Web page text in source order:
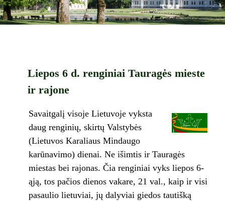
Liepos 6 d. renginiai Tauragės mieste
ir rajone
Savaitgalį visoje Lietuvoje vyksta
daug renginių, skirtų Valstybės
(Lietuvos Karaliaus Mindaugo
karūnavimo) dienai. Ne išimtis ir Tauragės
miestas bei rajonas. Čia renginiai vyks liepos 6-
ąją, tos pačios dienos vakare, 21 val., kaip ir visi
pasaulio lietuviai, jų dalyviai giedos tautišką